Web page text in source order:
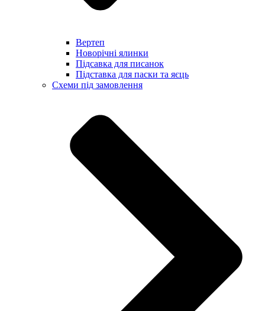
Вертеп
Новорічні ялинки
Підсавка для писанок
Підставка для паски та яєць
Схеми під замовлення